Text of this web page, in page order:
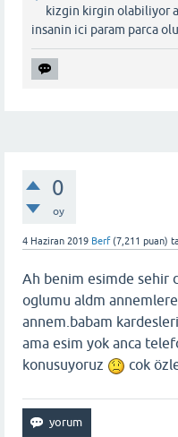
kizgin kirgin olabiliyor
insanin ici param parca
0
oy
4 Haziran 2019 Berf (7,211 puan)
Ah benim esimde sehir
oglumu aldm
annem.babam
ama esim yok anca
konusuyoruz
cok